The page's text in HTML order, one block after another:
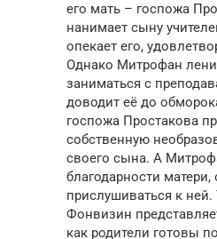
его мать – госпожа
нанимает сыну
опекает его,
Однако Митрофан
заниматься с
доводит её до
госпожа Простакова
собственную
своего сына. А
благодарности
прислушиваться к
Фонвизин
как родители готовы